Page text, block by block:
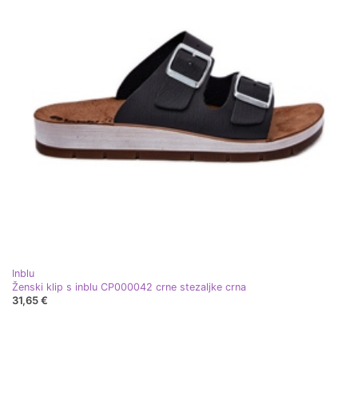
Inblu
Ženski klip s inblu CP000042 crne stezaljke crna
31,65 €